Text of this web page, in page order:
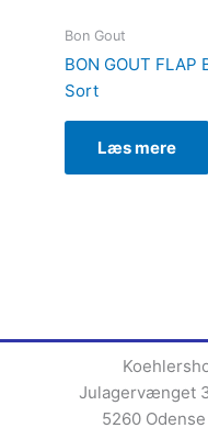
Bon Gout
BON GOUT FLAP
Sort
Læs mere
Julagervænget
5260 Odense